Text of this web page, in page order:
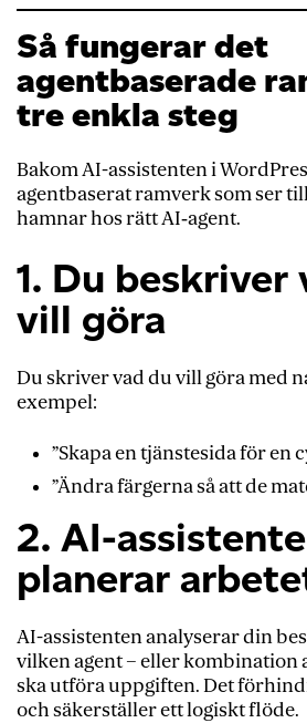
Så fungerar det
agentbaserade
tre enkla steg
Bakom AI-assistenten i
agentbaserat ramverk som ser
hamnar hos rätt AI‑agent.
1. Du beskriver
vill göra
Du skriver vad du vill göra med
exempel:
”Skapa en tjänstesida för en
”Ändra färgerna så att de
2. AI-
planerar
AI-assistenten analyserar din
vilken agent – eller kombination
ska utföra uppgiften. Det
och säkerställer ett logiskt flöde.